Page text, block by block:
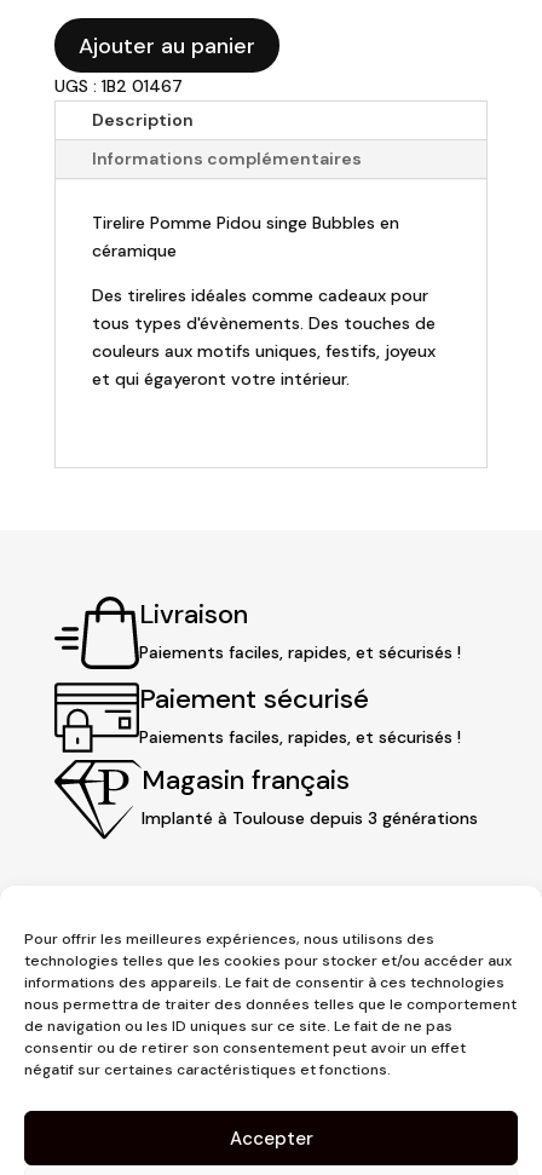
Pour offrir les meilleures expériences, nous utilisons des
technologies telles que les cookies pour stocker et/ou accéder aux
informations des appareils. Le fait de consentir à ces technologies
nous permettra de traiter des données telles que le comportement
de navigation ou les ID uniques sur ce site. Le fait de ne pas
consentir ou de retirer son consentement peut avoir un effet
négatif sur certaines caractéristiques et fonctions.
Accepter
quantité
de
POMME
PIDOU
-
Tirelire
Bubbles
Ajouter au panier
UGS : 1B2 01467
Description
Informations complémentaires
Tirelire Pomme Pidou singe Bubbles en
céramique
Des tirelires idéales comme cadeaux pour
tous types d'évènements. Des touches de
couleurs aux motifs uniques, festifs, joyeux
et qui égayeront votre intérieur.
Livraison
Paiements faciles, rapides, et sécurisés !
Paiement sécurisé
Paiements faciles, rapides, et sécurisés !
Magasin français
Implanté à Toulouse depuis 3 générations
3 place Jeanne d'Arc
31000 Toulouse
contact@pujolmaison.com